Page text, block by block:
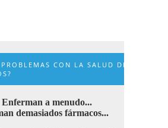
CON LA SALUD DE
Enferman a menudo...
demasiados fármacos...